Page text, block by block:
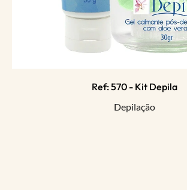
Ref: 570 - Kit Depila
Depilação